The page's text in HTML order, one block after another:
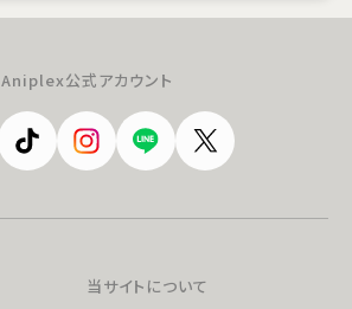
Aniplex公式アカウント
当サイトについて